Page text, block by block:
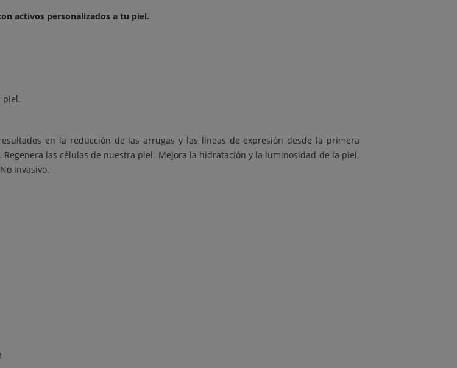
activos personalizados a tu piel.
piel.
en la reducción de las arrugas y las líneas de expresión desde la primera
las células de nuestra piel. Mejora la hidratación y la luminosidad de la piel.
invasivo.